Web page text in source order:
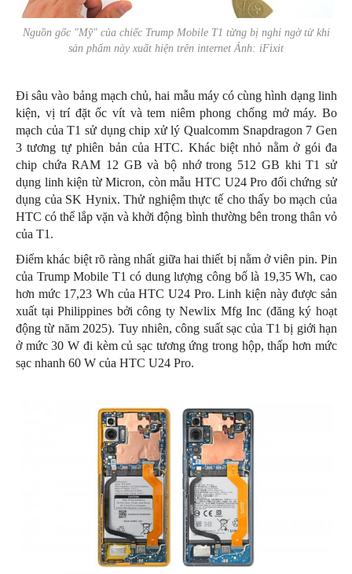
Nguồn gốc "Mỹ" của chiếc Trump Mobile T1 từng bị nghi ngờ từ khi
sản phẩm này xuất hiện trên internet Ảnh: iFixit
Đi sâu vào bảng mạch chủ, hai mẫu máy có cùng hình dạng linh
kiện, vị trí đặt ốc vít và tem niêm phong chống mở máy. Bo
mạch của T1 sử dụng chip xử lý Qualcomm Snapdragon 7 Gen
3 tương tự phiên bản của HTC. Khác biệt nhỏ nằm ở gói đa
chip chứa RAM 12 GB và bộ nhớ trong 512 GB khi T1 sử
dụng linh kiện từ Micron, còn mẫu HTC U24 Pro đối chứng sử
dụng của SK Hynix. Thử nghiệm thực tế cho thấy bo mạch của
HTC có thể lắp vặn và khởi động bình thường bên trong thân vỏ
của T1.
Điểm khác biệt rõ ràng nhất giữa hai thiết bị nằm ở viên pin. Pin
của Trump Mobile T1 có dung lượng công bố là 19,35 Wh, cao
hơn mức 17,23 Wh của HTC U24 Pro. Linh kiện này được sản
xuất tại Philippines bởi công ty Newlix Mfg Inc (đăng ký hoạt
động từ năm 2025). Tuy nhiên, công suất sạc của T1 bị giới hạn
ở mức 30 W đi kèm củ sạc tương ứng trong hộp, thấp hơn mức
sạc nhanh 60 W của HTC U24 Pro.